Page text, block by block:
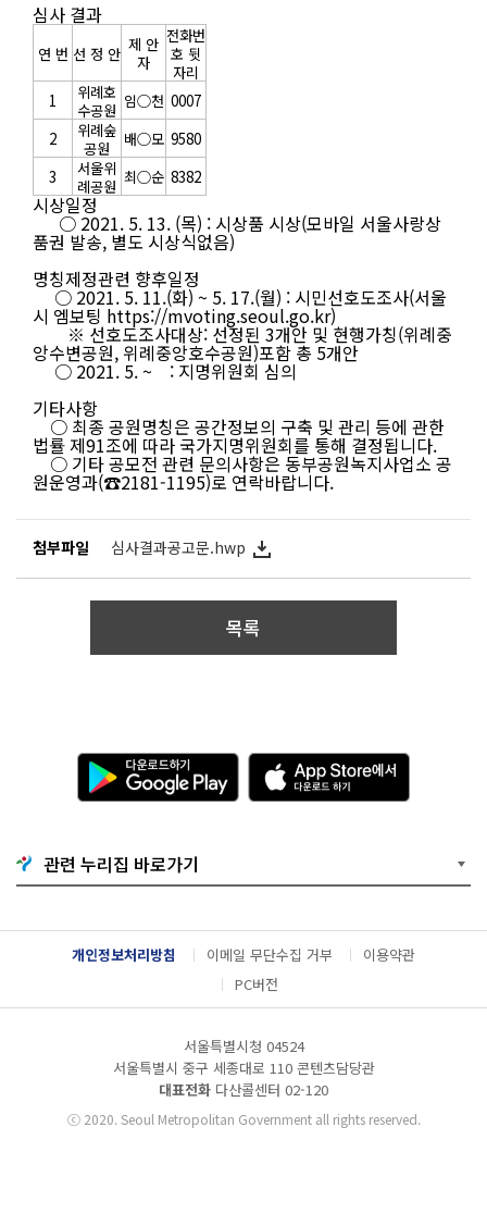
심사 결과
연 번 선 정 안 제 안
자
전화번
호 뒷
자리
1
위례호
수공원 임○천 0007
2
위례숲
공원
배○모 9580
3
서울위
례공원 최○순 8382
시상일정
○ 2021. 5. 13. (목) : 시상품 시상(모바일 서울사랑상
품권 발송, 별도 시상식없음)
명칭제정관련 향후일정
○ 2021. 5. 11.(화) ~ 5. 17.(월) : 시민선호도조사(서울
시 엠보팅 https://mvoting.seoul.go.kr)
※ 선호도조사대상: 선정된 3개안 및 현행가칭(위례중
앙수변공원, 위례중앙호수공원)포함 총 5개안
○ 2021. 5. ~ : 지명위원회 심의
기타사항
○ 최종 공원명칭은 공간정보의 구축 및 관리 등에 관한
법률 제91조에 따라 국가지명위원회를 통해 결정됩니다.
○ 기타 공모전 관련 문의사항은 동부공원녹지사업소 공
원운영과(☎2181-1195)로 연락바랍니다.
첨부파일 심사결과공고문.hwp
목록
다
운
로
기
G
o
g
l
e
l
A
p
p
e
서
다
운
드
관련 누리집 바로가기
개인정보처리방침 이메일 무단수집 거부
이용약관
PC버전
서울특별시청 04524
서울특별시 중구 세종대로 110 콘텐츠담당관
대표전화 다산콜센터 02-120
ⓒ2020. Seoul Metropolitan Government all rights reserved.